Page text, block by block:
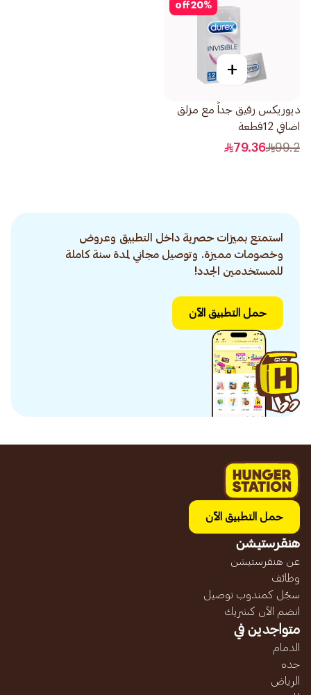
20%
off
+
ديوريكس رقيق جداً مع مزلق
اضافي 12قطعة
99.2
79.36
استمتع بميزات حصرية داخل التطبيق وعروض
وخصومات مميزة. وتوصيل مجاني لمدة سنة كاملة
للمستخدمين الجدد!
حمل التطبيق الآن
حمل التطبيق الآن
هنقرستيشن
عن هنقرستيشن
وظائف
سجّل كمندوب توصيل
انضم الآن كشريك
متواجدين في
الدمام
جده
الرياض